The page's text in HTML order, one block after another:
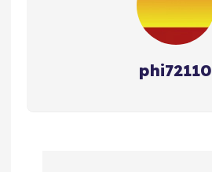
phi72110